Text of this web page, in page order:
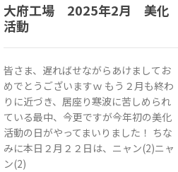
大府工場 2025年2月 美化
活動
皆さま、遅ればせながらあけましてお
めでとうございますｗ もう２月も終わ
りに近づき、居座り寒波に苦しめられ
ている最中、今更ですが今年初の美化
活動の日がやってまいりました！ ちな
みに本日２月２２日は、ニャン(2)ニャ
ン(2)